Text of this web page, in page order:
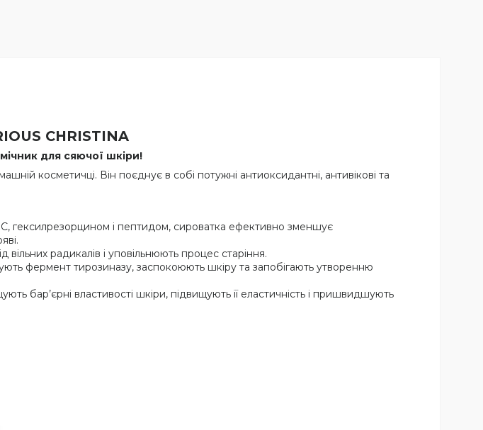
CHRISTINA
для сяючої шкіри!
косметичці. Він поєднує в собі потужні антиоксидантні, антивікові та
С, гексилрезорцином і пептидом, сироватка ефективно зменшує
радикалів і уповільнюють процес старіння.
фермент тирозиназу, заспокоюють шкіру та запобігають утворенню
бар’єрні властивості шкіри, підвищують її еластичність і пришвидшують